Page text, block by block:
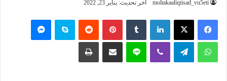
moltakaaliqtisad_vu5eti آخر تحديث: يناير 23, 2022
فيسبوك ‫X لينكدإن بينتيريست سكايب
واتساب تيلقرام لاين